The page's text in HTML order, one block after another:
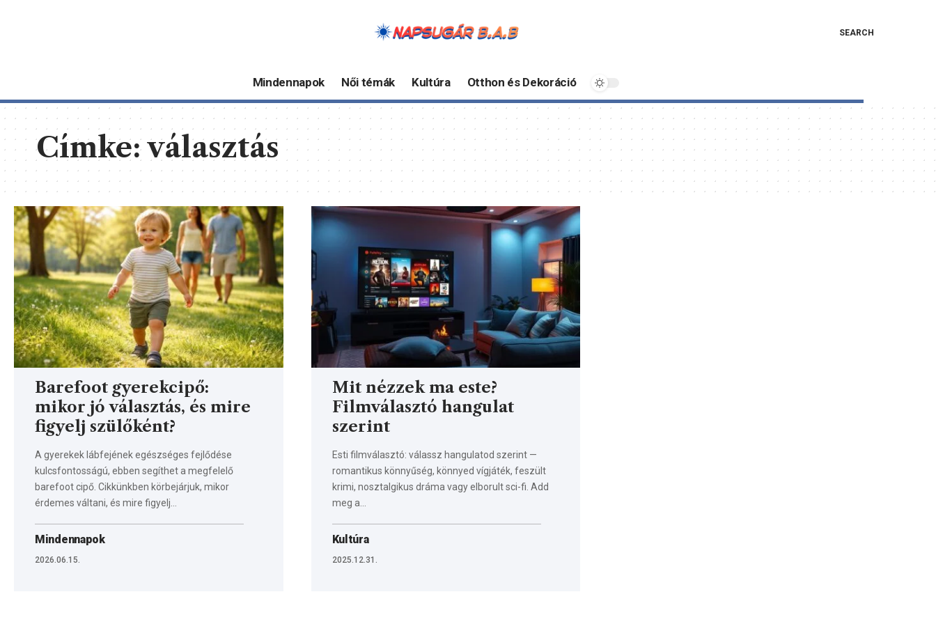
SEARCH
Mindennapok Női témák Kultúra Otthon és Dekoráció
Címke:választás
Barefoot gyerekcipő:
mikor jó választás, és mire
figyelj szülőként?
A gyerekek lábfejének egészséges fejlődése
kulcsfontosságú, ebben segíthet a megfelelő
barefoot cipő. Cikkünkben körbejárjuk, mikor
érdemes váltani, és mire figyelj…
Mindennapok
2026.06.15.
Mit nézzek ma este?
Filmválasztó hangulat
szerint
Esti filmválasztó: válassz hangulatod szerint —
romantikus könnyűség, könnyed vígjáték, feszült
krimi, nosztalgikus dráma vagy elborult sci-fi. Add
meg a…
Kultúra
2025.12.31.